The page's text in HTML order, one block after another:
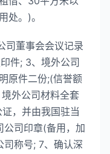
处。)。
董事会会议记录
件; 3、境外公司
原件二份;(信誉额
外公司材料全套
，并由我国驻当
司印章(备用，加
称号; 7、确认深